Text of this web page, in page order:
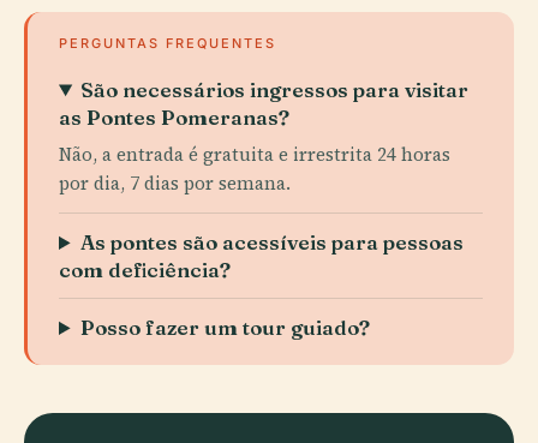
PERGUNTAS FREQUENTES
São necessários ingressos para visitar
as Pontes Pomeranas?
Não, a entrada é gratuita e irrestrita 24 horas
por dia, 7 dias por semana.
As pontes são acessíveis para pessoas
com deficiência?
Posso fazer um tour guiado?